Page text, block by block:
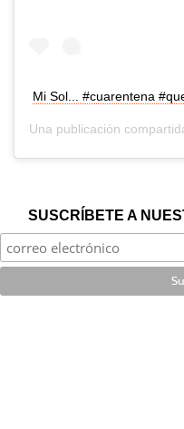
Mi Sol... #cuarentena
Una publicación
SUSCRÍBETE A